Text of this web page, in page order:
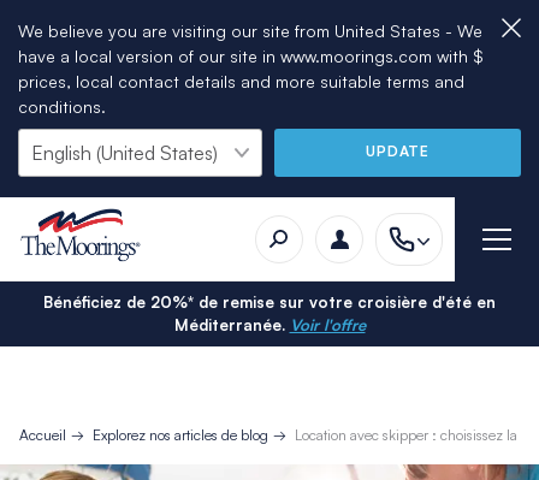
We believe you are visiting our site from United States - We
have a local version of our site in www.moorings.com with $
prices, local contact details and more suitable terms and
conditions.
UPDATE
Bénéficiez de 20%* de remise sur votre croisière d'été en
Méditerranée. Voir l'offre
Accueil Explorez nos articles de blog Location avec skipper : choisissez la